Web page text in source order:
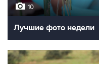
10
Лучшие фото недели